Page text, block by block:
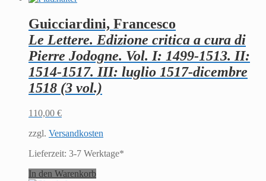
Guicciardini, Francesco
Le Lettere. Edizione critica a cura di
Pierre Jodogne. Vol. I: 1499-1513. II:
1514-1517. III: luglio 1517-dicembre
1518 (3 vol.)
110,00 €
zzgl. Versandkosten
Lieferzeit: 3-7 Werktage*
In den Warenkorb